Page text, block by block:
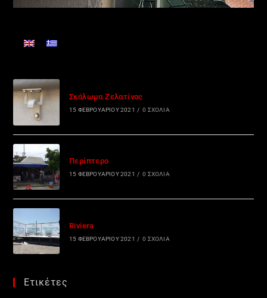
Σκάλωμα Ζελατίνας
15 ΦΕΒΡΟΥΑΡΊΟΥ 2021 / 0 ΣΧΌΛΙΑ
Περίπτερο
15 ΦΕΒΡΟΥΑΡΊΟΥ 2021 / 0 ΣΧΌΛΙΑ
Riviera
15 ΦΕΒΡΟΥΑΡΊΟΥ 2021 / 0 ΣΧΌΛΙΑ
Ετικέτες